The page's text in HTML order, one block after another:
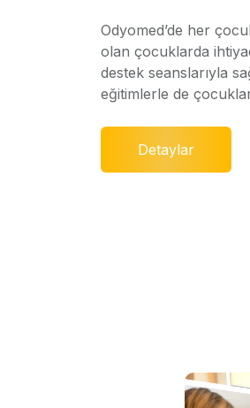
Odyomed’de her
olan çocuklarda
destek seanslarıyla
eğitimlerle de
Detaylar